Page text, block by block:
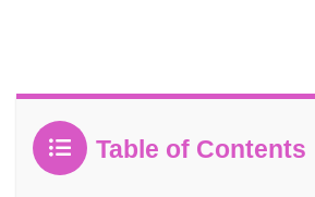
Table of Contents